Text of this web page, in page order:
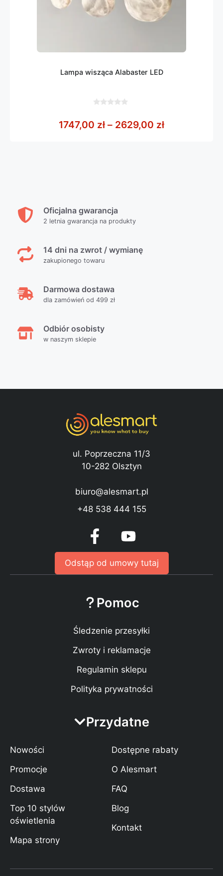
Lampa wisząca Alabaster LED
5
1747,00 zł – 2629,00 złZakres cen:
Oficjalna gwarancja
2 letnia gwarancja na produkty
14 dni na zwrot / wymianę
zakupionego towaru
Darmowa dostawa
dla zamówień od 499 zł
Odbiór osobisty
w naszym sklepie
ul. Poprzeczna 11/3
10-282 Olsztyn
biuro@alesmart.pl
+48 538 444 155
Odstąp od umowy tutaj
Pomoc
Śledzenie przesyłki
Zwroty i reklamacje
Regulamin sklepu
Polityka prywatności
Przydatne
Nowości
Promocje
Dostawa
Top 10 stylów
oświetlenia
Mapa strony
Dostępne rabaty
O Alesmart
FAQ
Blog
Kontakt